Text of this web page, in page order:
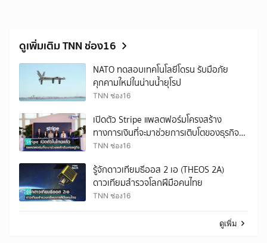
ดูเพิ่มเติม TNN ช่อง16
NATO ทดสอบเทคโนโลยีโดรน รับมือภัย
คุกคามใหม่ในน่านน้ำยุโรป
TNN ช่อง16
เปิดตัว Stripe แพลตฟอร์มโครงสร้าง
ทางการเงินที่จะมาช่วยการเติบโตของธุรกิจ
ออนไลน์ในประเทศไทย
TNN ช่อง16
รู้จักดาวเทียมธีออส 2 เอ (THEOS 2A)
ดาวเทียมสำรวจโลกฝีมือคนไทย
TNN ช่อง16
ดูเพิ่ม